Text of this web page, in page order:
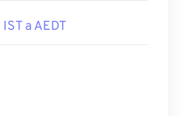
IST a AEDT